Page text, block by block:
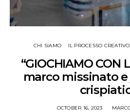
CHI SIAMO IL PROCESSO CREATIVO
“GIOCHIAMO CON
marco missinato
OCTOBER 16, 2023